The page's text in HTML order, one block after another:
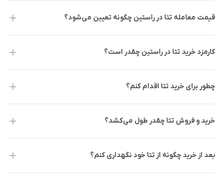
خرید و فروش تتا در صرافی راستین
پروژه تتا، علی‌رغم کم و کاستی‌هایی که در حال حاضر و به دلیل تازه
بهترین عملکرد‌ها را در بین دیگر پروژه‌های فعال در حوزه ارز‌های
دیجیتال داشته است.
قیمت معامله تتا در راستین چگونه تعیین می‌شود؟
کارمزد خرید تتا در راستین چقدر است؟
چطور برای خرید تتا اقدام کنم؟
خرید و فروش تتا چقدر طول می‌کشد؟
بعد از خرید چگونه از تتا خود نگهداری کنم؟